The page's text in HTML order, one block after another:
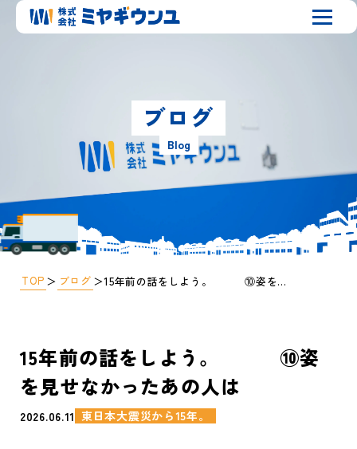
ブログ
Blog
TOP ＞ ブログ ＞ 15年前の話をしよう。 ⑩姿を見せなかったあの人は
15年前の話をしよう。 ⑩姿
を見せなかったあの人は
2026.06.11 東日本大震災から15年。